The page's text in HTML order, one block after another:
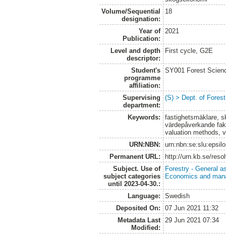
Volume/Sequential
designation:
18
Year of
Publication:
2021
Level and depth
descriptor:
First cycle, G2E
Student's
programme
affiliation:
SY001 Forest
Supervising
department:
(S) > Dept. of
Keywords:
fastighetsmäklare,
värdepåverkande
valuation methods,
URN:NBN:
Permanent URL:
http://urn.kb.se/
Subject. Use of
subject categories
until 2023-04-30.:
Forestry - General
Economics and
Language:
Swedish
Deposited On:
07 Jun 2021 11:32
Metadata Last
Modified:
29 Jun 2021 07:34